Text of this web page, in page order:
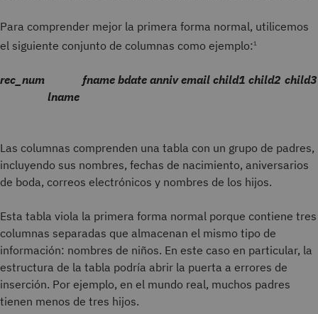
Para comprender mejor la primera forma normal, utilicemos
el siguiente conjunto de columnas como ejemplo: 1
rec_num
lname
fname bdate annivemail child1 child2 child3
Las columnas comprenden una tabla con un grupo de padres,
incluyendo sus nombres, fechas de nacimiento, aniversarios
de boda, correos electrónicos y nombres de los hijos.
Esta tabla viola la primera forma normal porque contiene tres
columnas separadas que almacenan el mismo tipo de
información: nombres de niños. En este caso en particular, la
estructura de la tabla podría abrir la puerta a errores de
inserción. Por ejemplo, en el mundo real, muchos padres
tienen menos de tres hijos.